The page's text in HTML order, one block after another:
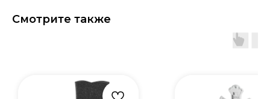
Смотрите также